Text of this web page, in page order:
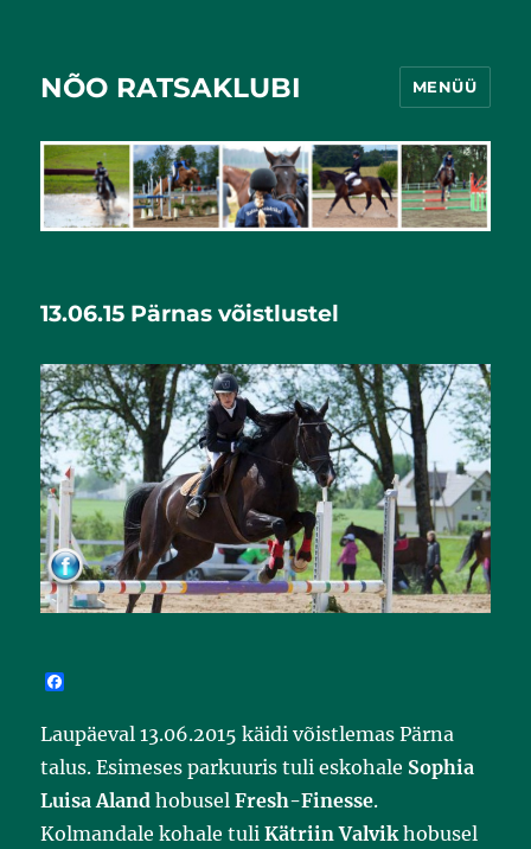
NÕO RATSAKLUBI MENÜÜ
13.06.15 Pärnas võistlustel
e
b
o
o
k
Laupäeval 13.06.2015 käidi võistlemas Pärna
talus. Esimeses parkuuris tuli eskohale Sophia
Luisa Aland hobuselFresh-Finesse.
Kolmandale kohale tuliKätriin Valvik hobusel